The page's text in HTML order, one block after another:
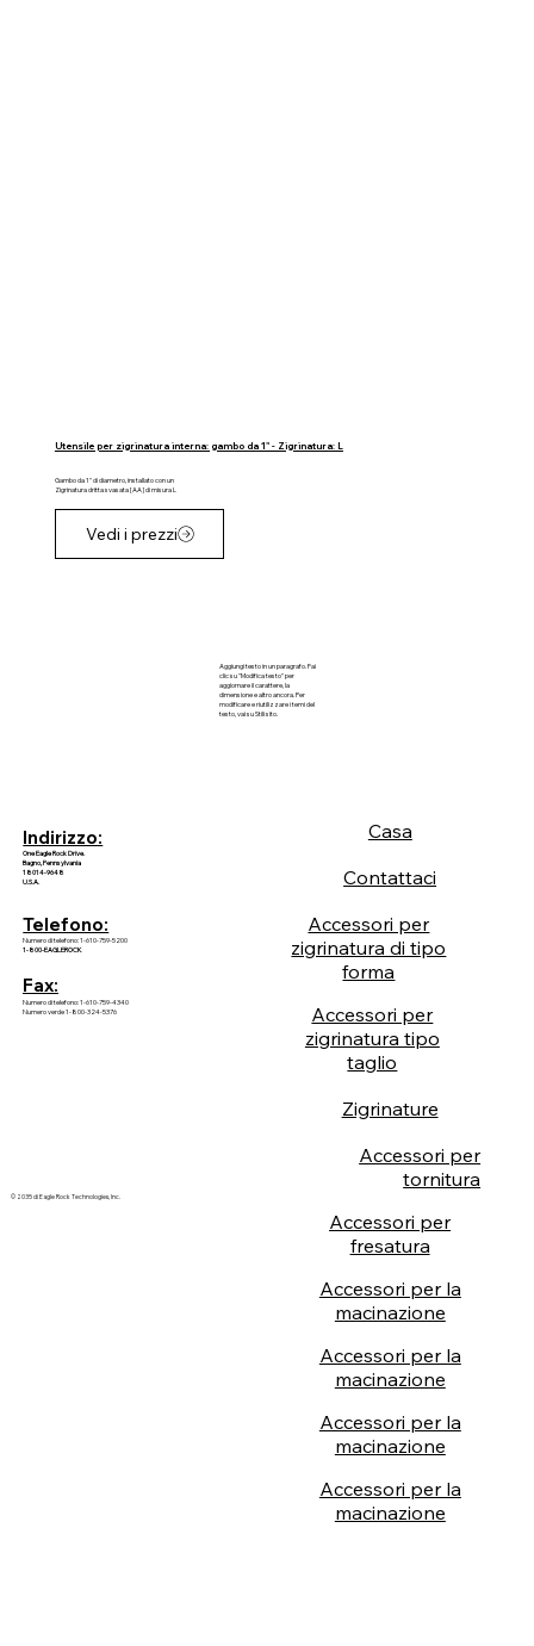
Utensile per zigrinatura interna: gambo da 1" - Zigrinatura: L
Gambo da 1" di diametro, installato con un
Zigrinatura dritta svasata [AA] di misura L
Vedi i prezzi
Aggiungi testo in un paragrafo. Fai
clic su "Modifica testo" per
aggiornare il carattere, la
dimensione e altro ancora. Per
modificare e riutilizzare i temi del
testo, vai su Stili sito.
Indirizzo:
One Eagle Rock Drive.
Bagno, Pennsylvania
18014-9648
U.S.A.
Telefono:
Numero di telefono: 1-610-759-5200
1-800-EAGLEROCK
Fax:
Numero di telefono: 1-610-759-4340
Numero verde 1-800-324-5376
© 2035 di Eagle Rock Technologies, Inc.
Casa
Contattaci
Accessori per
zigrinatura di tipo
forma
Accessori per
zigrinatura tipo
taglio
Zigrinature
Accessori per
tornitura
Accessori per
fresatura
Accessori per la
macinazione
Accessori per la
macinazione
Accessori per la
macinazione
Accessori per la
macinazione